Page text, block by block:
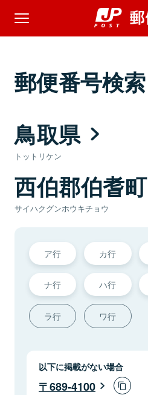
郵便番号検索
鳥取県
トットリケン
西伯郡伯耆町
サイハクグンホウキチョウ
ア行 カ行
ナ行 ハ行
ラ行 ワ行
以下に掲載がない場合
689-4100